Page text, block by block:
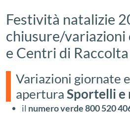
Festività natalizie
chiusure/variazioni
e Centri di Raccolta
Variazioni giornate
aperturaSportelli e
il numero verde800 520